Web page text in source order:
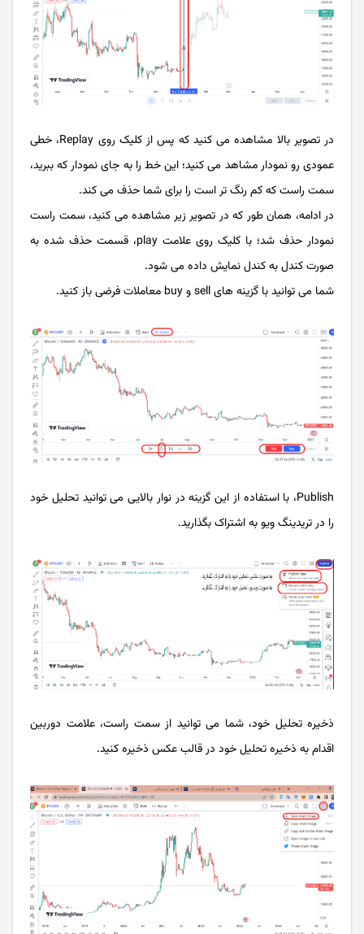
در تصویر بالا مشاهده می کنید که پس از کلیک روی Replay، خطی
عمودی رو نمودار مشاهد می کنید؛ این خط را به جای نمودار که ببرید،
سمت راست که کم رنگ تر است را برای شما حذف می کند.
در ادامه، همان طور که در تصویر زیر مشاهده می کنید، سمت راست
نمودار حذف شد؛ با کلیک روی علامت play، قسمت حذف شده به
صورت کندل به کندل نمایش داده می شود.
شما می توانید با گزینه های sell و buy معاملات فرضی باز کنید.
Publish، با استفاده از این گزینه در نوار بالایی می توانید تحلیل خود
را در تریدینگ ویو به اشتراک بگذارید.
ذخیره تحلیل خود، شما می توانید از سمت راست، علامت دوربین
اقدام به ذخیره تحلیل خود در قالب عکس ذخیره کنید.